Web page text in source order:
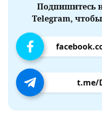
Подпишитесь
Telegram,
t.me/